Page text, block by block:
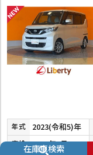
年式 2023(令和5)年
車検 2028年1月
在庫車検索